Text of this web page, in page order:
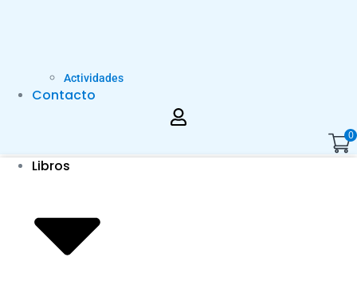
Actividades
Contacto
0
Libros